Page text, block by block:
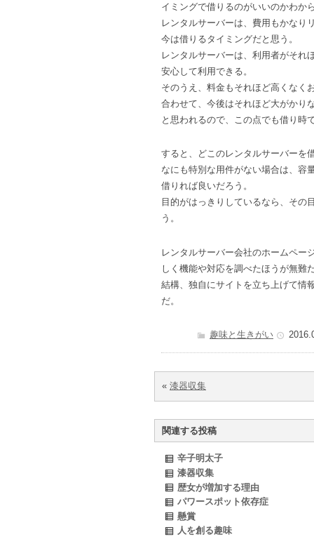
イミングで借りるのがいいのかわか
レンタルサーバーは、費用もかなり
今は借りるタイミングだと思う。
レンタルサーバーは、利用者がそれ
安心して利用できる。
そのうえ、料金もそれほど高くなく
合わせて、今後はそれほど大がかり
と思われるので、この点でも借り時
すると、どこのレンタルサーバーを
なにも特別な用件がない場合は、容
借りれば良いだろう。
目的がはっきりしているなら、その
う。
レンタルサーバー会社のホームペー
しく機能や対応を調べたほうが無難
結構、独自にサイトを立ち上げて情
だ。
趣味と生きがい
« 漆器収集
関連する投稿
辛子明太子
漆器収集
歴女が増加する理由
パワースポット依存症
懸賞
人を創る趣味